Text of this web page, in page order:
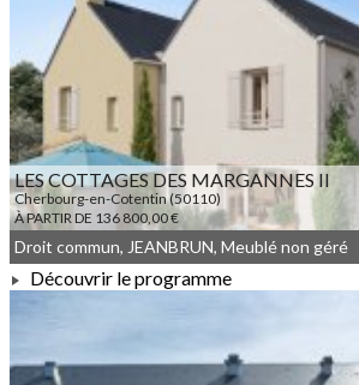
À PARTIR DE 185 000,00 €
LES COTTAGES DES MARGANNES II
Cherbourg-en-Cotentin (50110)
À PARTIR DE 136 800,00 €
À PARTIR DE 136 800,00 €
Droit commun, JEANBRUN, Meublé non géré
Découvrir le programme